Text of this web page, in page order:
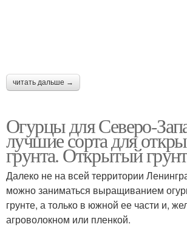
читать дальше →
Огурцы для Северо-
лучшие сорта для
грунта. Открытый грунт
Далеко не на всей территории
можно заниматься выращиванием
грунте, а только в южной ее части и,
агроволокном или пленкой.